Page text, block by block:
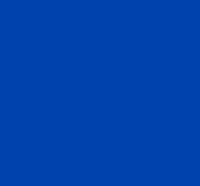
الحرارية العالية أو
تناول الأطعمة الصحية
ومتوازن، يحتوي على
والألياف والفيتامينات